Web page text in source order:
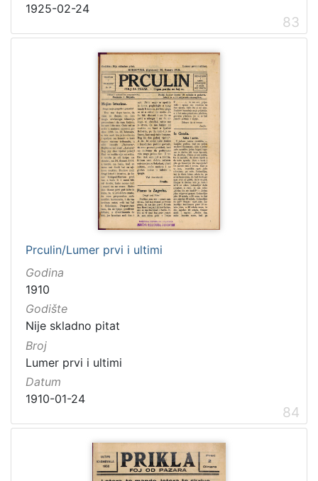
1925-02-24
83
Prculin/Lumer prvi i ultimi
Godina
1910
Godište
Nije skladno pitat
Broj
Lumer prvi i ultimi
Datum
1910-01-24
84